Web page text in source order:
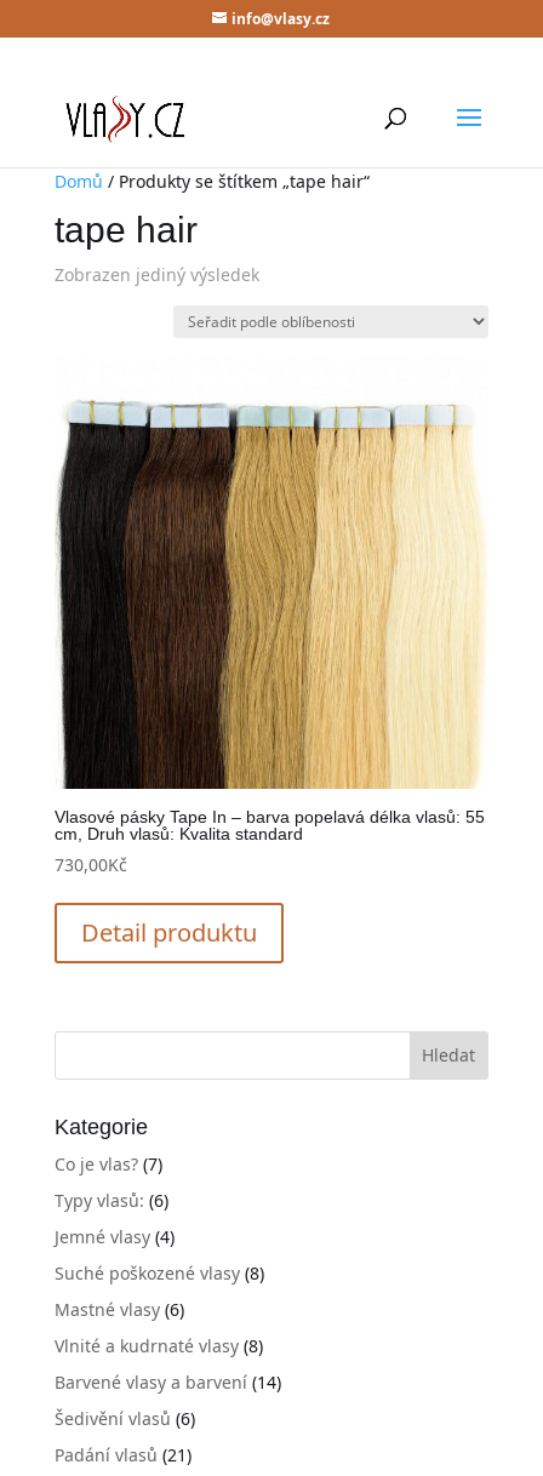
info@vlasy.cz
Domů / Produkty se štítkem „tape hair“
tape hair
Zobrazen jediný výsledek
Vlasové pásky Tape In – barva popelavá délka vlasů: 55
cm, Druh vlasů: Kvalita standard
730,00Kč
Detail produktu
Kategorie
Co je vlas?(7)
Typy vlasů: (6)
Jemné vlasy(4)
Suché poškozené vlasy(8)
Mastné vlasy(6)
Vlnité a kudrnaté vlasy(8)
Barvené vlasy a barvení(14)
Šedivění vlasů (6)
Padání vlasů (21)